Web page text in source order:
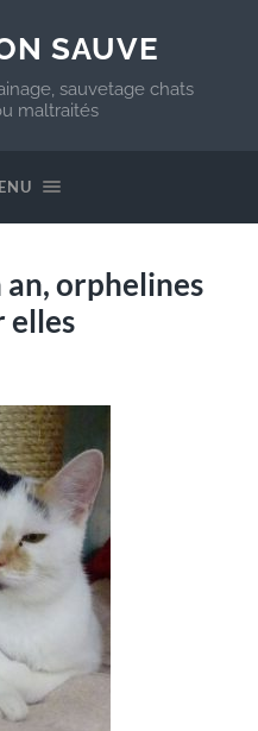
SAUVE
sauvetage chats
maltraités
orphelines
elles